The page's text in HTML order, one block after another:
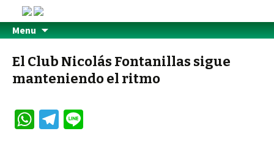
Menu
El Club Nicolás Fontanillas sigue
manteniendo el ritmo
W Te